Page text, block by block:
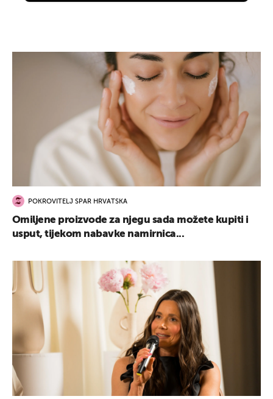
POKROVITELJ SPAR HRVATSKA
Omiljene proizvode za njegu sada možete kupiti i
usput, tijekom nabavke namirnica...